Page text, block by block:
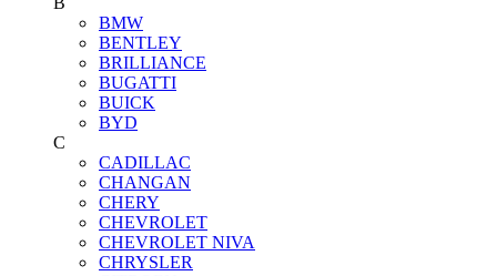
BMW
BENTLEY
BRILLIANCE
BUGATTI
BUICK
BYD
C
CADILLAC
CHANGAN
CHERY
CHEVROLET
CHEVROLET NIVA
CHRYSLER